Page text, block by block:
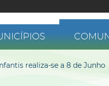
realiza-se a 8 de Junho